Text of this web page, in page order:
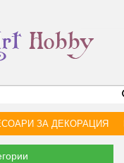
ЗА ДЕКОРАЦИЯ